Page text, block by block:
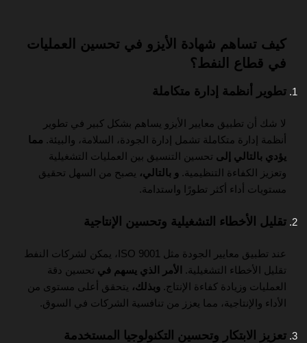
كيف تساهم شهادة الأيزو في تحسين العمليات
في قطاع النفط؟
تطوير أنظمة إدارة متكاملة
لا شك أن تطبيق معايير الأيزو يساهم بشكل كبير في تطوير
أنظمة إدارة متكاملة تشمل إدارة الجودة، السلامة، والبيئة. مما
يؤدي بالتالي إلى تحسين التنسيق بين العمليات التشغيلية
وتعزيز الكفاءة التنظيمية. و بالتالي، يصبح من السهل تحقيق
مستويات أداء أكثر تطورًا واستدامة.
تقليل الأخطاء التشغيلية وتحسين الإنتاجية
عند تطبيق معايير الجودة مثل ISO 9001، يمكن لشركات النفط
تقليل الأخطاء التشغيلية.
الأمر الذي يسهم في تحسين دقة
العمليات وزيادة كفاءة الإنتاج. وبذلك، يتحقق أعلى مستوى من
الأداء والإنتاجية، مما يعزز من تنافسية الشركات في السوق.
تعزيز الابتكار وتحسين التكنولوجيا المستخدمة